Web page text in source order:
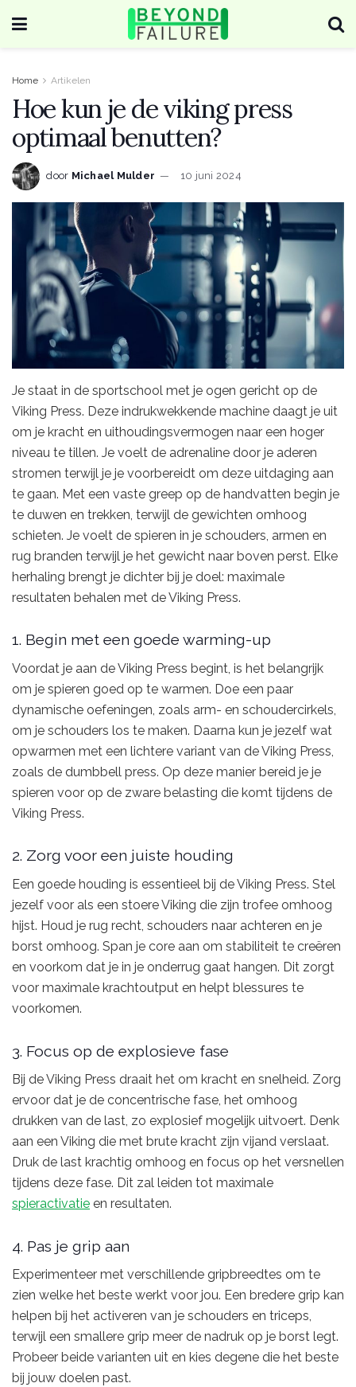
Home Artikelen
Hoe kun je de viking press
optimaal benutten?
door Michael Mulder 10 juni 2024
Je staat in de sportschool met je ogen gericht op de
Viking Press. Deze indrukwekkende machine daagt je uit
om je kracht en uithoudingsvermogen naar een hoger
niveau te tillen. Je voelt de adrenaline door je aderen
stromen terwijl je je voorbereidt om deze uitdaging aan
te gaan. Met een vaste greep op de handvatten begin je
te duwen en trekken, terwijl de gewichten omhoog
schieten. Je voelt de spieren in je schouders, armen en
rug branden terwijl je het gewicht naar boven perst. Elke
herhaling brengt je dichter bij je doel: maximale
resultaten behalen met de Viking Press.
1. Begin met een goede warming-up
Voordat je aan de Viking Press begint, is het belangrijk
om je spieren goed op te warmen. Doe een paar
dynamische oefeningen, zoals arm- en schoudercirkels,
om je schouders los te maken. Daarna kun je jezelf wat
opwarmen met een lichtere variant van de Viking Press,
zoals de dumbbell press. Op deze manier bereid je je
spieren voor op de zware belasting die komt tijdens de
Viking Press.
2. Zorg voor een juiste houding
Een goede houding is essentieel bij de Viking Press. Stel
jezelf voor als een stoere Viking die zijn trofee omhoog
hijst. Houd je rug recht, schouders naar achteren en je
borst omhoog. Span je core aan om stabiliteit te creëren
en voorkom dat je in je onderrug gaat hangen. Dit zorgt
voor maximale krachtoutput en helpt blessures te
voorkomen.
3. Focus op de explosieve fase
Bij de Viking Press draait het om kracht en snelheid. Zorg
ervoor dat je de concentrische fase, het omhoog
drukken van de last, zo explosief mogelijk uitvoert. Denk
aan een Viking die met brute kracht zijn vijand verslaat.
Druk de last krachtig omhoog en focus op het versnellen
tijdens deze fase. Dit zal leiden tot maximale
spieractivatie en resultaten.
4. Pas je grip aan
Experimenteer met verschillende gripbreedtes om te
zien welke het beste werkt voor jou. Een bredere grip kan
helpen bij het activeren van je schouders en triceps,
terwijl een smallere grip meer de nadruk op je borst legt.
Probeer beide varianten uit en kies degene die het beste
bij jouw doelen past.